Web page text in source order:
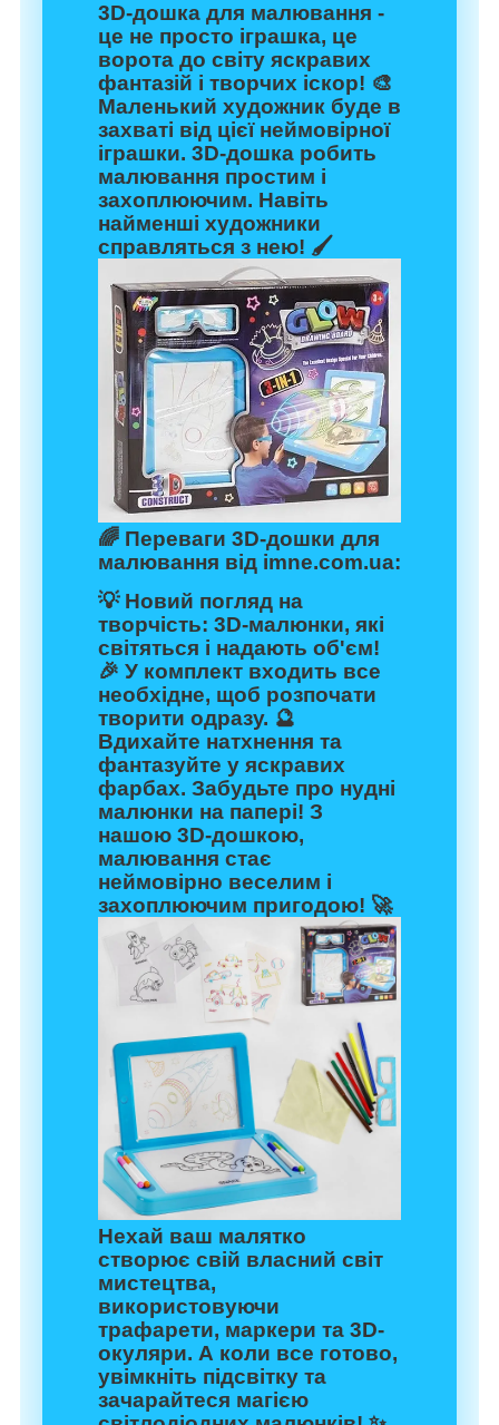
3D-дошка для малювання -
це не просто іграшка, це
ворота до світу яскравих
фантазій і творчих іскор! 🎨
Маленький художник буде в
захваті від цієї неймовірної
іграшки. 3D-дошка робить
малювання простим і
захоплюючим. Навіть
найменші художники
справляться з нею! 🖌️
🌈 Переваги 3D-дошки для
малювання від imne.com.ua:
💡 Новий погляд на
творчість: 3D-малюнки, які
світяться і надають об'єм!
🎉 У комплект входить все
необхідне, щоб розпочати
творити одразу. 🔮
Вдихайте натхнення та
фантазуйте у яскравих
фарбах. Забудьте про нудні
малюнки на папері! З
нашою 3D-дошкою,
малювання стає
неймовірно веселим і
захоплюючим пригодою! 🚀
Нехай ваш малятко
створює свій власний світ
мистецтва,
використовуючи
трафарети, маркери та 3D-
окуляри. А коли все готово,
увімкніть підсвітку та
зачарайтеся магією